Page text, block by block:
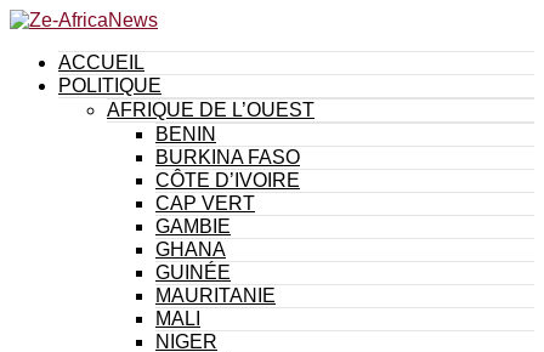
ACCUEIL
POLITIQUE
AFRIQUE DE L’OUEST
BENIN
BURKINA FASO
CÔTE D’IVOIRE
CAP VERT
GAMBIE
GHANA
GUINÉE
MAURITANIE
MALI
NIGER